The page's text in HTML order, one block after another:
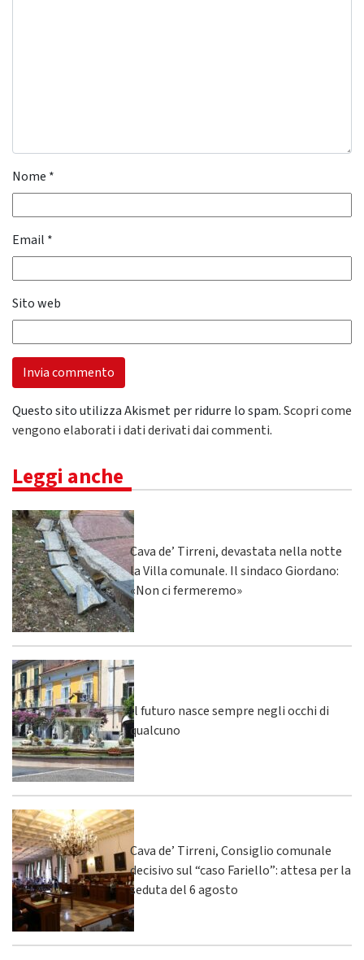
Nome *
Email *
Sito web
Questo sito utilizza Akismet per ridurre lo spam.Scopri come
vengono elaborati i dati derivati dai commenti.
Leggi anche
Cava de’ Tirreni, devastata nella notte
la Villa comunale. Il sindaco Giordano:
«Non ci fermeremo»
Il futuro nasce sempre negli occhi di
qualcuno
Cava de’ Tirreni, Consiglio comunale
decisivo sul “caso Fariello”: attesa per la
seduta del 6 agosto